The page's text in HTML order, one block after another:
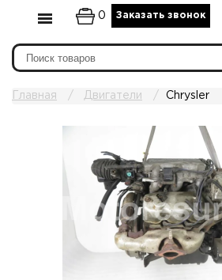
0 Заказать звонок
Главная Двигатели Chrysler